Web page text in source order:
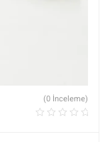
(0 İnceleme)